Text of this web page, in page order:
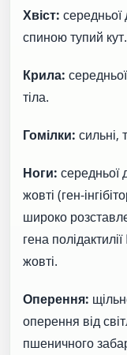
Хвіст:
спиною тупий кут.
Крила:
тіла.
Гомілки: сильні,
Ноги: середньої
жовті (ген-
широко
гена
жовті.
Оперення:
оперення від
пшеничного